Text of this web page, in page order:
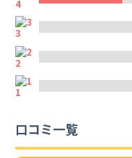
3
2
1
口コミ一覧